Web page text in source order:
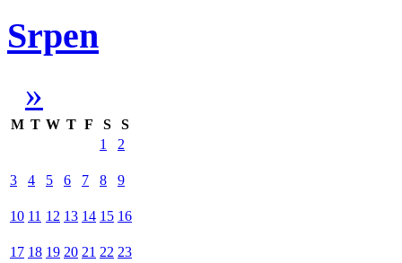
Srpen
»
M T W T F S
S
1
2
3 4 5 6 7 8 9
10 11 12 13 14 15 16
17 18 19 20 21 22 23